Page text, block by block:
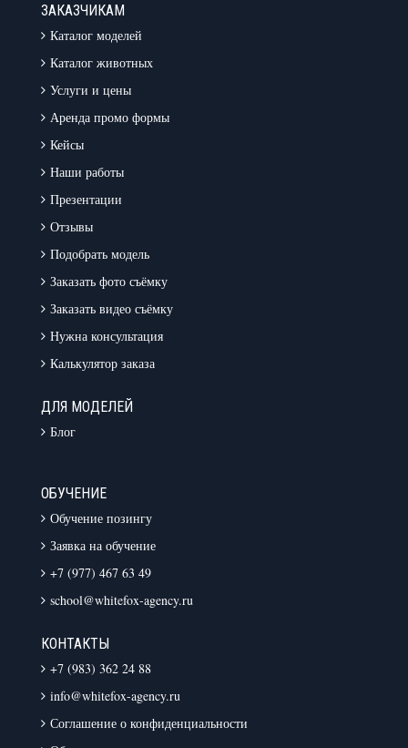
ЗАКАЗЧИКАМ
Каталог моделей
Каталог животных
Услуги и цены
Аренда промо формы
Кейсы
Наши работы
Презентации
Отзывы
Подобрать модель
Заказать фото съёмку
Заказать видео съёмку
Нужна консультация
Калькулятор заказа
ДЛЯ МОДЕЛЕЙ
Блог
ОБУЧЕНИЕ
Обучение позингу
Заявка на обучение
+7 (977) 467 63 49
school@whitefox-agency.ru
КОНТАКТЫ
+7 (983) 362 24 88
info@whitefox-agency.ru
Соглашение о конфиденциальности